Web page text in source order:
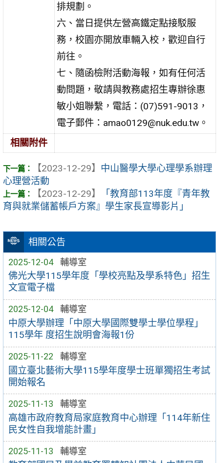
相關公告
2025-12-04 輔導室
佛光大學115學年度「學校亮點及學系特色」招生
文宣電子檔
2025-12-04 輔導室
中原大學辦理「中原大學國際雙學士學位學程」
115學年 度招生說明會海報1份
2025-11-22 輔導室
國立臺北藝術大學115學年度學士班單獨招生考試
開始報名
2025-11-13 輔導室
高雄市政府教育局家庭教育中心辦理「114年新住
民女性自我增能計畫」
2025-11-13 輔導室
排規劃。
六、當日提供左營高鐵定點接駁服
務，校園亦開放車輛入校，歡迎自行
前往。
七、隨函檢附活動海報，如有任何活
動問題，敬請與教務處招生專辦徐惠
敏小姐聯繫，電話：(07)591-9013，
電子郵件：amao0129@nuk.edu.tw。
相關附件
【2023-12-29】 中山醫學大學心理學系辦理
心理營活動
【2023-12-29】
「教育部113年度『青年教
育與就業儲蓄帳戶方案』學生家長宣導影片」